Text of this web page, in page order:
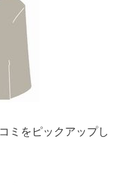
ミをピックアップし